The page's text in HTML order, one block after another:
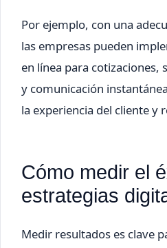
Por ejemplo, con una
las empresas pueden
en línea para cotizaciones,
y comunicación
la experiencia del cliente y
Cómo medir el
estrategias
Medir resultados es clave